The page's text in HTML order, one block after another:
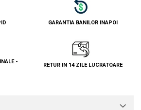
GARANTIA BANILOR INAPOI
-
RETUR IN 14 ZILE LUCRATOARE